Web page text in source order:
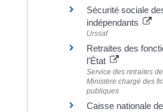
Sécurité sociale
indépendants
Urssaf
Retraites des
l'État
Service des retraites
Ministère chargé des
publiques
Caisse nationale